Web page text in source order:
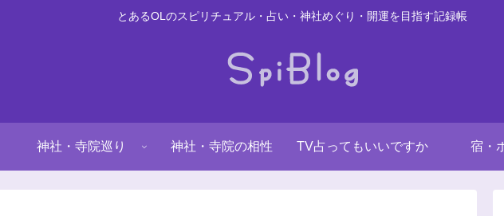
とあるOLのスピリチュアル・占い・神社めぐり・開運を目指す記録帳
神社・寺院巡り 神社・寺院の相性 TV占ってもいいですか 宿・